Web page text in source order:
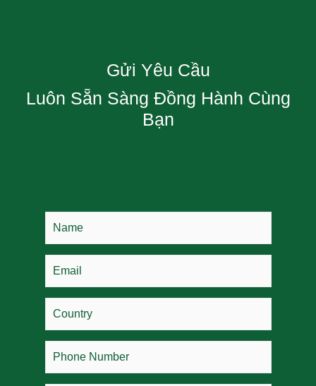
Gửi Yêu Cầu
Luôn Sẵn Sàng Đồng Hành Cùng
Bạn